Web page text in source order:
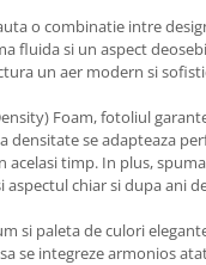
o combinatie intre
fluida si un aspect
un aer modern si
Foam, fotoliul
densitate se adapteaza
timp. In plus,
chiar si dupa ani
si paleta de culori
se integreze armonios